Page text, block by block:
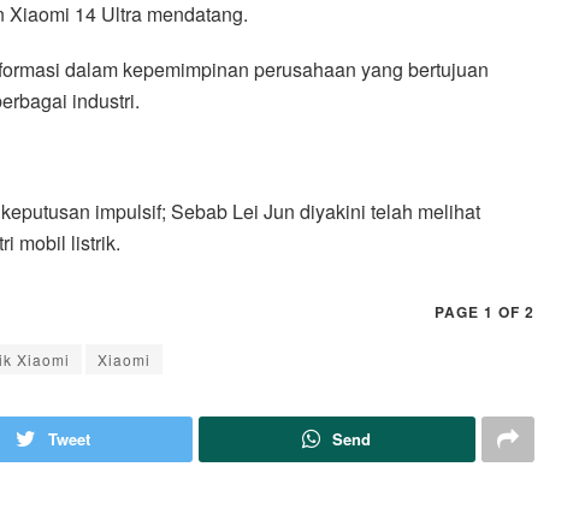
14 Ultra mendatang.
dalam kepemimpinan perusahaan yang bertujuan
industri.
impulsif; Sebab Lei Jun diyakini telah melihat
mobil listrik.
PAGE 1 OF 2
Xiaomi Xiaomi
Tweet Send